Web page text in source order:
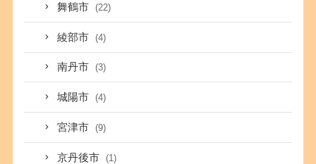
舞鶴市 (22)
綾部市 (4)
南丹市 (3)
城陽市 (4)
宮津市 (9)
京丹後市 (1)